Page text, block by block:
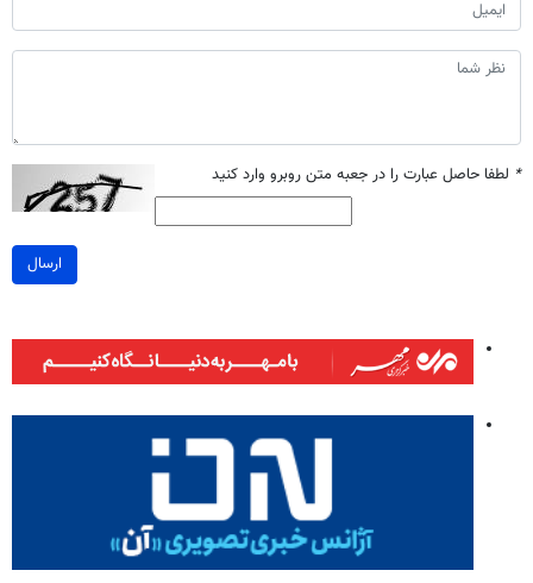
* لطفا حاصل عبارت را در جعبه متن روبرو وارد کنید
ارسال